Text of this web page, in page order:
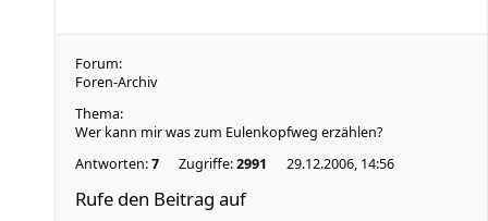
Forum:
Foren-Archiv
Thema:
Wer kann mir was zum Eulenkopfweg erzählen?
Antworten:7 Zugriffe:2991 29.12.2006, 14:56
Rufe den Beitrag auf